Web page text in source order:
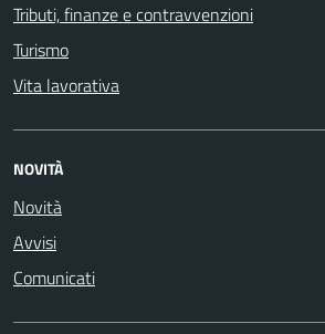
Tributi, finanze e contravvenzioni
Turismo
Vita lavorativa
NOVITÀ
Novità
Avvisi
Comunicati